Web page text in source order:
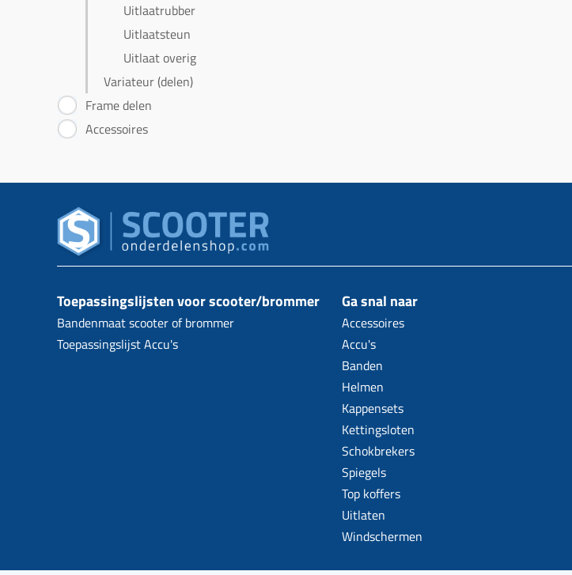
Uitlaatrubber
Uitlaatsteun
Uitlaat overig
Variateur (delen)
Frame delen
Accessoires
Toepassingslijsten voor scooter/brommer
Bandenmaat scooter of brommer
Toepassingslijst Accu's
Ga snal naar
Accessoires
Accu's
Banden
Helmen
Kappensets
Kettingsloten
Schokbrekers
Spiegels
Top koffers
Uitlaten
Windschermen